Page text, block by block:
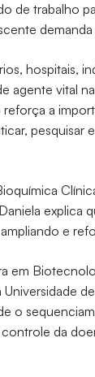
de trabalho
hospitais,
agente vital
reforça a
pesquisar
explica
e
o
da